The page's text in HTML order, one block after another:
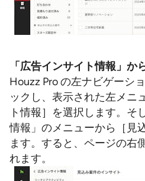
「広告インサイト情報」か
Houzz Pro の左ナビゲーシ
ックし、表示された左メニ
ト情報］を選択します。そ
情報」のメニューから［見
ます。すると、ページの右
れます。